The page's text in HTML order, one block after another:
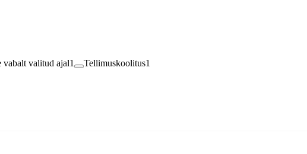
vabalt valitud ajal1 Tellimuskoolitus1